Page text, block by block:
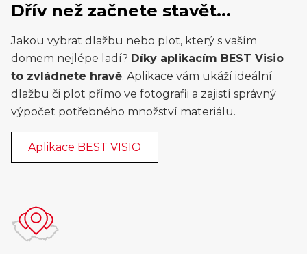
Dřív než začnete stavět...
Jakou vybrat dlažbu nebo plot, který s vaším
domem nejlépe ladí? Díky aplikacím BEST Visio
to zvládnete hravě. Aplikace vám ukáží ideální
dlažbu či plot přímo ve fotografii a zajistí správný
výpočet potřebného množství materiálu.
Aplikace BEST VISIO